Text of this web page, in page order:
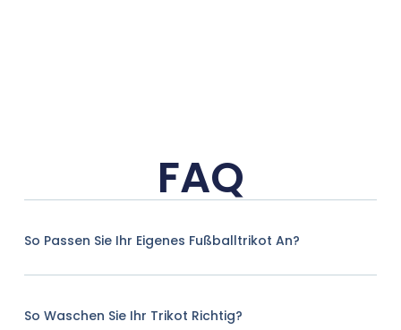
FAQ
So Passen Sie Ihr Eigenes Fußballtrikot An?
So Waschen Sie Ihr Trikot Richtig?